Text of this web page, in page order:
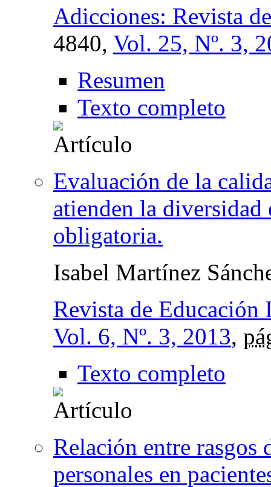
Adicciones: Revista
4840, Vol. 25, Nº. 3,
Resumen
Texto completo
Evaluación de la
atienden la diversidad
obligatoria.
Isabel Martínez
Revista de Educación
Vol. 6, Nº. 3, 2013,
Texto completo
Relación entre rasgos
personales en